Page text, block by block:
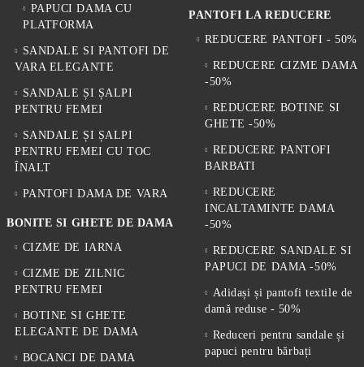
Cum pot asorta încălțămintea sport?
Pot fi combinate cu jeanși, rochii casual, treninguri și ținute moderne
PAPUCI DAMA CU
PLATFORMA
SANDALE SI PANTOFI DE
VARA ELEGANTE
SANDALE ȘI ȘALPI
PENTRU FEMEI
SANDALE ȘI ȘALPI
PENTRU FEMEI CU TOC
ÎNALT
PANTOFI DAMA DE VARA
BONITE SI GHETE DE DAMA
CIZME DE IARNA
CIZME DE ZILNIC
PENTRU FEMEI
BOTINE SI GHETE
ELEGANTE DE DAMA
BOCANCI DE DAMA
PANTOFI LA REDUCERE
REDUCERE PANTOFI - 50%
REDUCERE CIZME DAMA
-50%
REDUCERE BOTINE SI
GHETE -50%
REDUCERE PANTOFI
BARBATI
REDUCERE
INCALTAMINTE DAMA
-50%
REDUCERE SANDALE SI
PAPUCI DE DAMA -50%
Adidași și pantofi textile de
damă reduse - 50%
Reduceri pentru sandale și
papuci pentru bărbați